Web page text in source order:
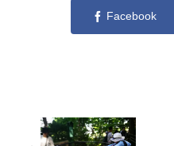
Facebook